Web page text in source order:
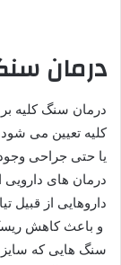
درمان
درمان سنگ کلیه
‌کلیه تعیین می
یا حتی جراحی
درمان های دارویی
داروهایی از قبیل
و باعث کاهش